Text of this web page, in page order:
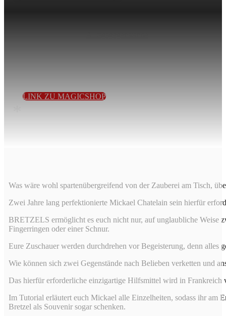
LINK ZU MAGICSHOP
*
Was wäre wohl spartenübergreifend von der Zauberei am Tisch,
Zwei Jahre lang perfektionierte Mickael Chatelain sein hierfür
BRETZELS ermöglicht es euch nicht nur, auf unglaubliche Weise
Fingerringen oder einer Schnur.
Eure Zuschauer werden durchdrehen vor Begeisterung, denn alles
Wie können sich zwei Gegenstände nach Belieben verketten und
Das hierfür erforderliche einzigartige Hilfsmittel wird in Frankreich
Im Tutorial erläutert euch Mickael alle Einzelheiten, sodass ihr am
Bretzel als Souvenir sogar schenken.